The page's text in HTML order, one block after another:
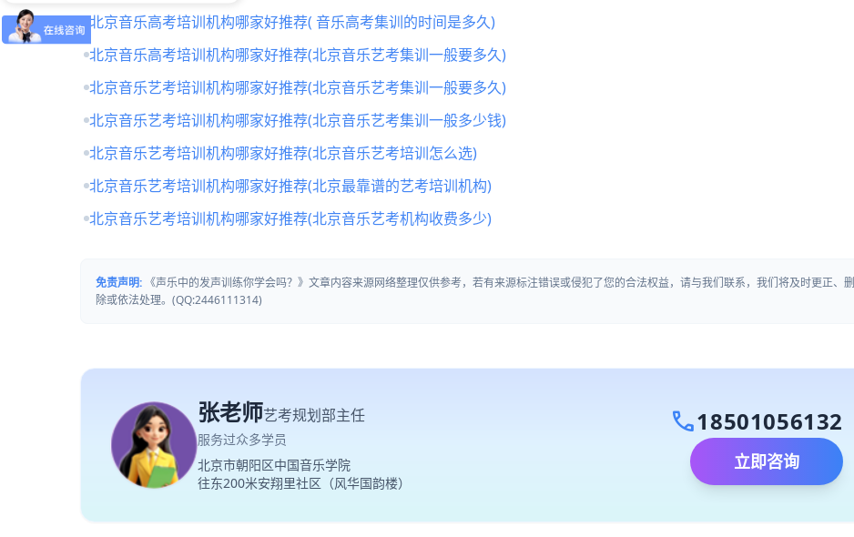
北京音乐高考培训机构哪家好推荐( 音乐高考集训的时间是多久)
北京音乐高考培训机构哪家好推荐(北京音乐艺考集训一般要多久)
北京音乐艺考培训机构哪家好推荐(北京音乐艺考集训一般要多久)
北京音乐艺考培训机构哪家好推荐(北京音乐艺考集训一般多少钱)
北京音乐艺考培训机构哪家好推荐(北京音乐艺考培训怎么选)
北京音乐艺考培训机构哪家好推荐(北京最靠谱的艺考培训机构)
北京音乐艺考培训机构哪家好推荐(北京音乐艺考机构收费多少)
免责声明: 《声乐中的发声训练你学会吗？》文章内容来源网络整理仅供参考，若有来源标注错误或侵犯了您的合法权益，请与我们联系，我们将及时更正、删
除或依法处理。(QQ:2446111314)
张老师艺考规划部主任
服务过众多学员
北京市朝阳区中国音乐学院
往东200米安翔里社区（风华国韵楼）
call18501056132
立即咨询